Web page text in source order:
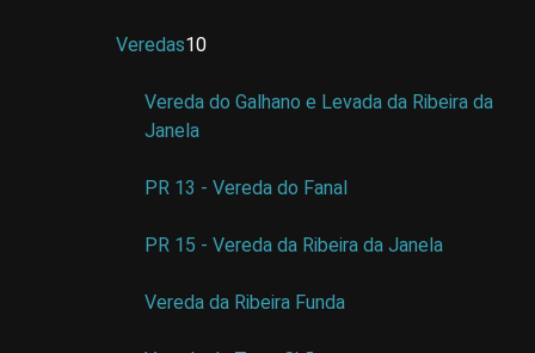
Veredas10
Vereda do Galhano e Levada da Ribeira da
Janela
PR 13 - Vereda do Fanal
PR 15 - Vereda da Ribeira da Janela
Vereda da Ribeira Funda